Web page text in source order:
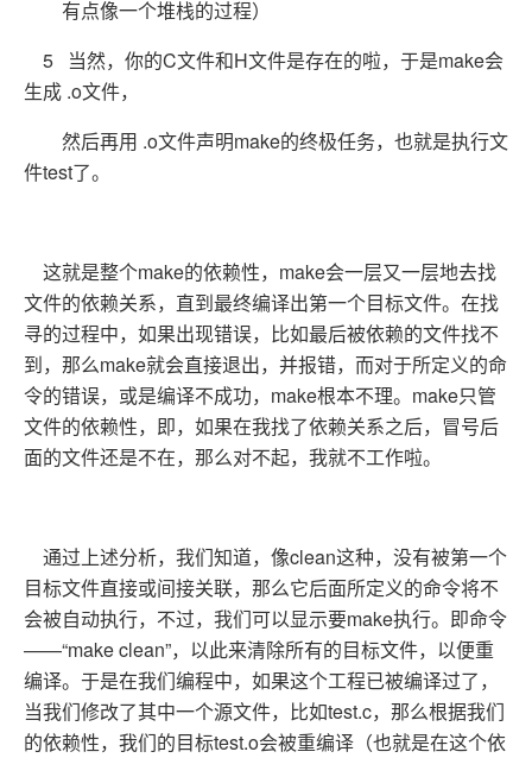
有点像一个堆栈的过程）
5 当然，你的C文件和H文件是存在的啦，于是make会
生成 .o文件，
然后再用 .o文件声明make的终极任务，也就是执行文
件test了。
这就是整个make的依赖性，make会一层又一层地去找
文件的依赖关系，直到最终编译出第一个目标文件。在找
寻的过程中，如果出现错误，比如最后被依赖的文件找不
到，那么make就会直接退出，并报错，而对于所定义的命
令的错误，或是编译不成功，make根本不理。make只管
文件的依赖性，即，如果在我找了依赖关系之后，冒号后
面的文件还是不在，那么对不起，我就不工作啦。
通过上述分析，我们知道，像clean这种，没有被第一个
目标文件直接或间接关联，那么它后面所定义的命令将不
会被自动执行，不过，我们可以显示要make执行。即命令
——“make clean”，以此来清除所有的目标文件，以便重
编译。于是在我们编程中，如果这个工程已被编译过了，
当我们修改了其中一个源文件，比如test.c，那么根据我们
的依赖性，我们的目标test.o会被重编译（也就是在这个依